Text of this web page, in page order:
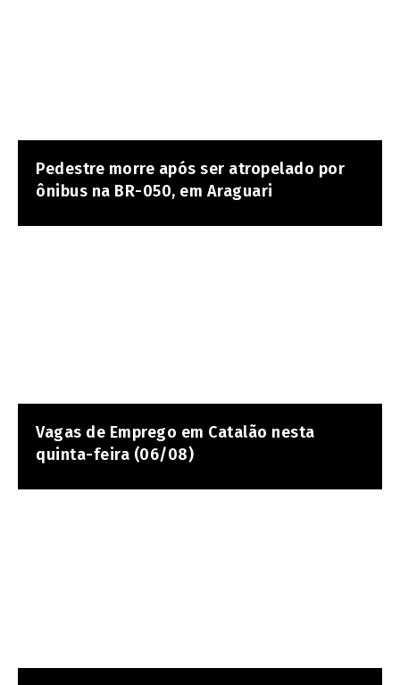
Pedestre morre após ser atropelado por
ônibus na BR-050, em Araguari
Vagas de Emprego em Catalão nesta
quinta-feira (06/08)